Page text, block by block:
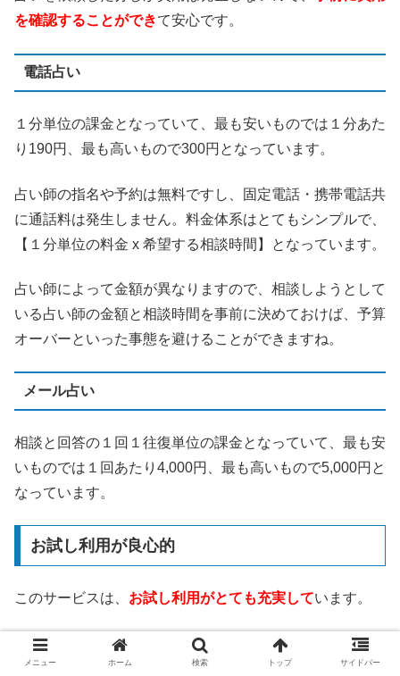
を確認することができて安心です。
電話占い
１分単位の課金となっていて、最も安いものでは１分あた
り190円、最も高いもので300円となっています。
占い師の指名や予約は無料ですし、固定電話・携帯電話共
に通話料は発生しません。料金体系はとてもシンプルで、
【１分単位の料金 x 希望する相談時間】となっています。
占い師によって金額が異なりますので、相談しようとして
いる占い師の金額と相談時間を事前に決めておけば、予算
オーバーといった事態を避けることができますね。
メール占い
相談と回答の１回１往復単位の課金となっていて、最も安
いものでは１回あたり4,000円、最も高いもので5,000円と
なっています。
お試し利用が良心的
このサービスは、 お試し利用がとても充実しています。
3,000円分の無料相談ポイント
メニュー ホーム 検索 トップ サイドバー